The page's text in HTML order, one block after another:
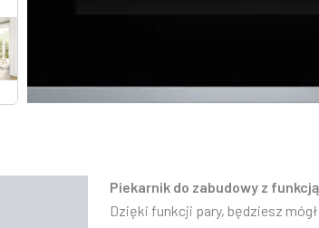
Piekarnik do zabudowy z
Dzięki funkcji pary, będziesz